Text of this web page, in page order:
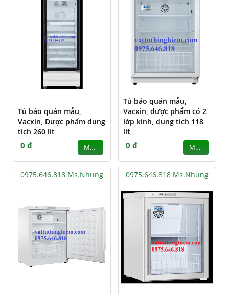
Tủ bảo quản mẫu,
Vacxin, Dược phẩm dung
tích 260 lít
0 đ MUA
Tủ bảo quản mẫu,
Vacxin, dược phẩm có 2
lớp kính, dung tích 118
lít
0 đ MUA
0975.646.818 Ms.Nhung 0975.646.818 Ms.Nhung